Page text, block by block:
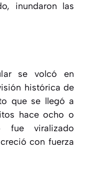
inundaron las
se volcó en
histórica de
que se llegó a
hace ocho o
fue viralizado
con fuerza